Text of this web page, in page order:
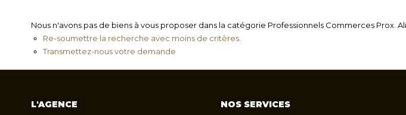
Nous n'avons pas de biens à vous proposer dans la catégorie Professionnels Commerces Prox.
Re-soumettre la recherche avec moins de critères.
Transmettez-nous votre demande
L'AGENCE
NOS SERVICES